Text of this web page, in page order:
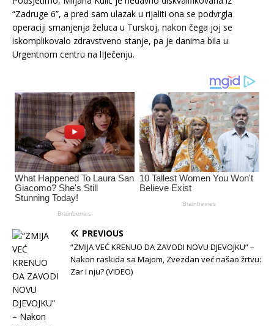
“Zadruge 6”, a pred sam ulazak u rijaliti ona se podvrgla
operaciji smanjenja želuca u Turskoj, nakon čega joj se
iskomplikovalo zdravstveno stanje, pa je danima bila u
Urgentnom centru na lIJečenju.
PREVIOUS
“ZMIJA VEĆ KRENUO DA ZAVODI NOVU DJEVOJKU” –
Nakon raskida sa Majom, Zvezdan već našao žrtvu:
Zar i nju? (VIDEO)